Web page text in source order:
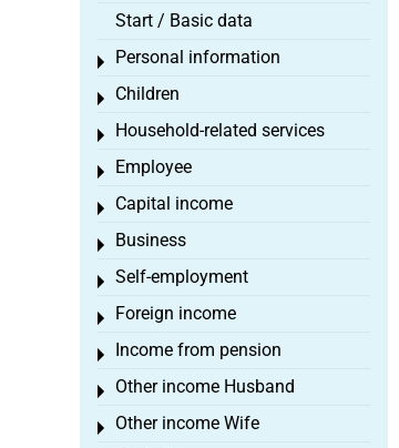
Start / Basic data
Personal information
Toggle menu
Children
Toggle menu
Household-related services
Toggle menu
Employee
Toggle menu
Capital income
Toggle menu
Business
Toggle menu
Self-employment
Toggle menu
Foreign income
Toggle menu
Income from pension
Toggle menu
Other income Husband
Toggle menu
Other income Wife
Toggle menu